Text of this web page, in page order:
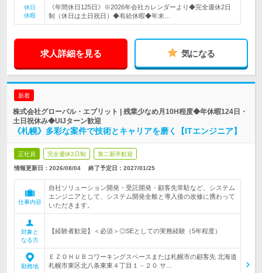
休日
休暇
《年間休日125日》※2026年会社カレンダーより◆完全週休2日
制（休日は土日祝日）◆有給休暇◆年末…
求人詳細を見る 気になる
新着
株式会社グローバル・エブリット | 残業少なめ月10H程度◆年休暇124日・
土日祝休み◆UIJターン歓迎
《札幌》多彩な案件で技術とキャリアを磨く【ITエンジニア】
正社員 完全週休2日制 第二新卒歓迎
情報更新日：2026/08/04 終了予定日： 2027/01/25
仕事内容
自社ソリューション開発・受託開発・顧客先常駐など、システム
エンジニアとして、システム開発全般と導入後の改修に携わって
いただきます。
対象と
なる方
【経験者歓迎】＜必須＞◎SEとしての実務経験（5年程度）
勤務地
ＥＺＯＨＵＢコワーキングスペースまたは札幌市の顧客先 北海道
札幌市東区北八条東東４丁目１－２０ サ…